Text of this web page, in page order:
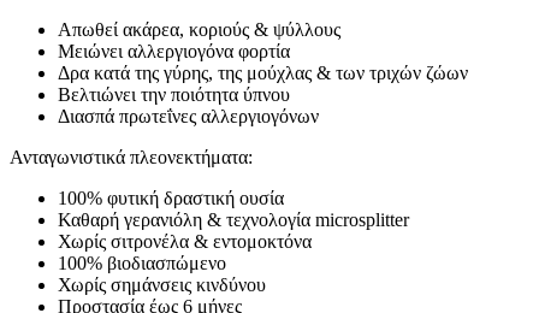
Απωθεί ακάρεα, κοριούς & ψύλλους
Μειώνει αλλεργιογόνα φορτία
Δρα κατά της γύρης, της μούχλας & των τριχών ζώων
Βελτιώνει την ποιότητα ύπνου
Διασπά πρωτεΐνες αλλεργιογόνων
Ανταγωνιστικά πλεονεκτήματα:
100% φυτική δραστική ουσία
Καθαρή γερανιόλη & τεχνολογία microsplitter
Χωρίς σιτρονέλα & εντομοκτόνα
100% βιοδιασπώμενο
Χωρίς σημάνσεις κινδύνου
Προστασία έως 6 μήνες